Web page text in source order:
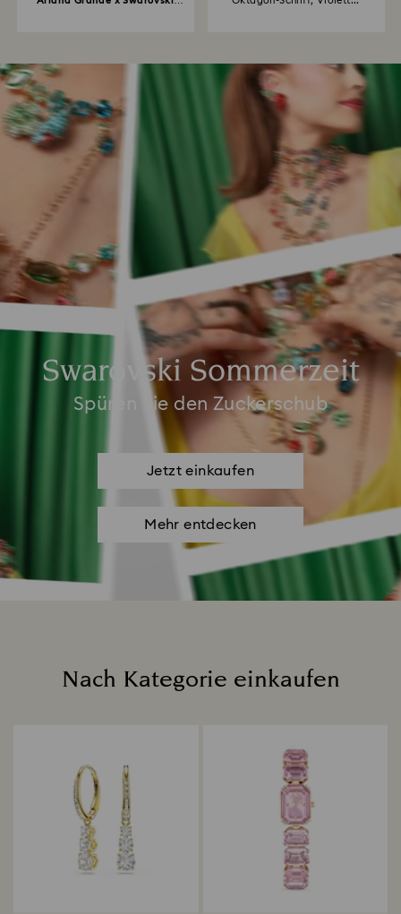
Swarovski Sommerzeit
Spüren Sie den Zuckerschub
Jetzt einkaufen
Mehr entdecken
Nach Kategorie einkaufen